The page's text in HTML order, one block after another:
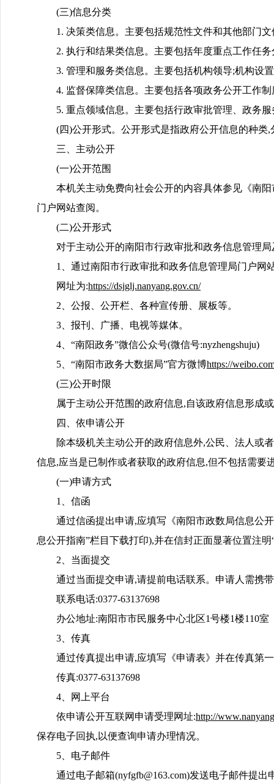
(三)信息分类
1. 决策类信息。主要包括规范性文件和其他部门
2. 执行和结果类信息。主要包括年度重点工作任
3. 管理和服务类信息。主要包括机构领导;机构设
4. 监督保障类信息。主要包括各项政务公开工作
5. 重点领域信息。主要包括行政审批管理、政务
(四)公开形式。公开形式是指政府公开信息的种类
三、主动公开
(一)公开范围
本机关主动免费向社会公开的内容具体参见《南
门户网站查阅。
(二)公开形式
对于主动公开的南阳市行政审批和政务信息管理
1、通过南阳市行政审批和政务信息管理局门户网
网址为:https://dsjglj.nanyang.gov.cn/
2、公报、公开栏、各种宣传册、展板等。
3、报刊、广播、电视等媒体。
4、“南阳政务”微信公众号(微信号:nyzhengshuju)
5、“南阳市政务大数据局”官方微博https://
(三)公开时限
属于主动公开范围的政府信息,自该政府信息形成
四、依申请公开
除本级机关主动公开的政府信息外,公民、法人或
信息,应当是已制作或者获取的政府信息,但不包括需要
(一)申请方式
1、信函
通过信函提出申请,应填写《南阳市政数局信息公
息公开指南”栏目下载打印),并在信封正面显著位置注
2、当面提交
通过当面提交申请,请提前电话联系。申请人需携
联系电话:0377-63137698
办公地址:南阳市市民服务中心北区1号楼1楼110室
3、传真
通过传真提出申请,应填写《申请表》并在传真第
传真:0377-63137698
4、网上平台
依申请公开互联网申请受理网址:http://
保存电子回执,以便查询申请办理情况。
5、电子邮件
通过电子邮箱(nyfgfb@163.com)发送电子邮件提